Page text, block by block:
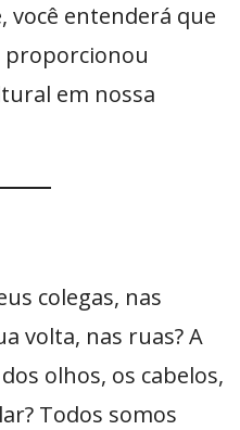
você entenderá que
proporcionou
em nossa
colegas, nas
volta, nas ruas? A
olhos, os cabelos,
Todos somos